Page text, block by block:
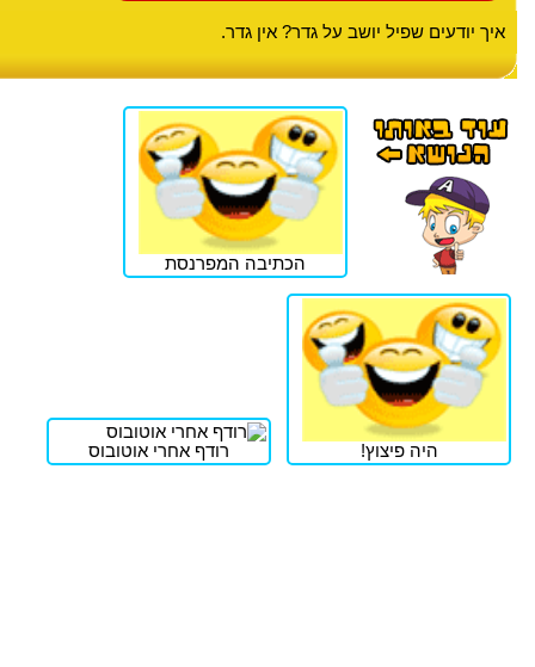
איך יודעים שפיל יושב על גדר? אין גדר.
הכתיבה המפרנסת
היה פיצוץ! רודף אחרי אוטובוס